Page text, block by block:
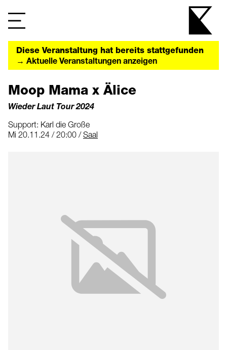
Diese Veranstaltung hat bereits stattgefunden
→ Aktuelle Veranstaltungen anzeigen
Moop Mama x Älice
Wieder Laut Tour 2024
Support: Karl die Große
Mi 20.11.24 / 20:00 /Saal